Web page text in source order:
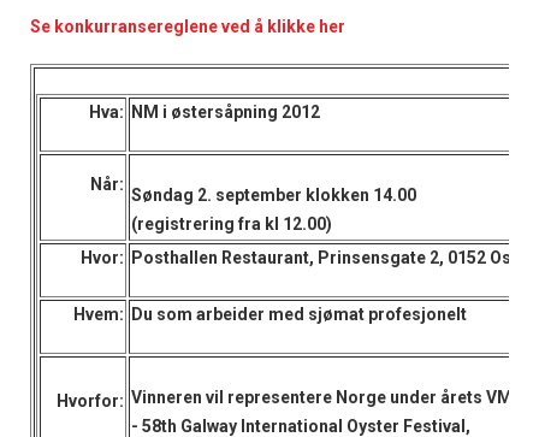
Se konkurransereglene ved å klikke her
Hva: NM i østersåpning 2012
Når:
Søndag 2. september klokken 14.00
(registrering fra kl 12.00)
Hvor:
Posthallen Restaurant, Prinsensgate 2, 0152 Oslo
Hvem: Du som arbeider med sjømat profesjonelt
Hvorfor: Vinneren vil representere Norge under årets VM
- 58th Galway International Oyster Festival,